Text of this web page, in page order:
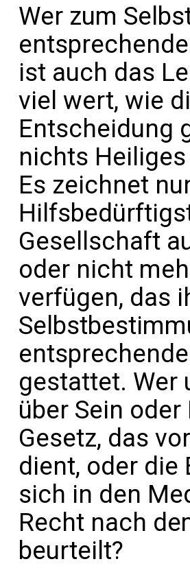
Wer zum
ist auch das
viel wert, wie
Entscheidung
nichts
Es zeichnet
Gesellschaft
oder nicht
verfügen, das
gestattet. Wer
über Sein
Gesetz, das
dient, oder die
sich in den
Recht nach
beurteilt?